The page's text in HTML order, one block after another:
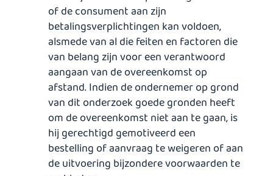
of de consument aan zijn
betalingsverplichtingen kan voldoen,
alsmede van al die feiten en factoren die
van belang zijn voor een verantwoord
aangaan van de overeenkomst op
afstand. Indien de ondernemer op grond
van dit onderzoek goede gronden heeft
om de overeenkomst niet aan te gaan, is
hij gerechtigd gemotiveerd een
bestelling of aanvraag te weigeren of aan
de uitvoering bijzondere voorwaarden te